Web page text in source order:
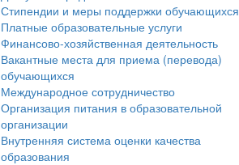
Стипендии и меры поддержки обучающихся
Платные образовательные услуги
Финансово-хозяйственная деятельность
Вакантные места для приема (перевода)
обучающихся
Международное сотрудничество
Организация питания в образовательной
организации
Внутренняя система оценки качества
образования